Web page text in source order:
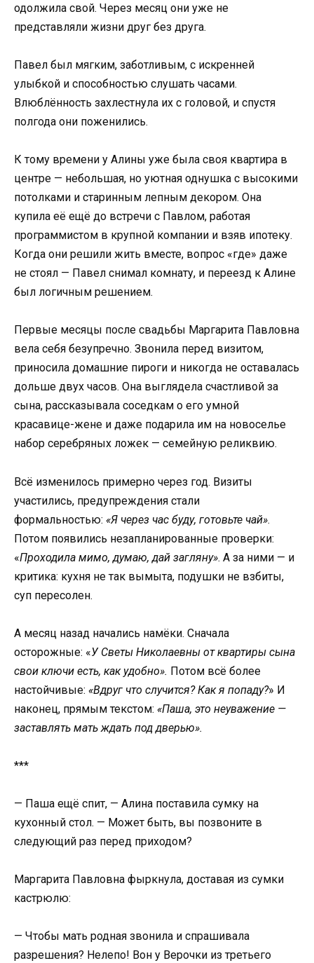
одолжила свой. Через месяц они уже не
представляли жизни друг без друга.
Павел был мягким, заботливым, с искренней
улыбкой и способностью слушать часами.
Влюблённость захлестнула их с головой, и спустя
полгода они поженились.
К тому времени у Алины уже была своя квартира в
центре — небольшая, но уютная однушка с высокими
потолками и старинным лепным декором. Она
купила её ещё до встречи с Павлом, работая
программистом в крупной компании и взяв ипотеку.
Когда они решили жить вместе, вопрос «где» даже
не стоял — Павел снимал комнату, и переезд к Алине
был логичным решением.
Первые месяцы после свадьбы Маргарита Павловна
вела себя безупречно. Звонила перед визитом,
приносила домашние пироги и никогда не оставалась
дольше двух часов. Она выглядела счастливой за
сына, рассказывала соседкам о его умной
красавице-жене и даже подарила им на новоселье
набор серебряных ложек — семейную реликвию.
Всё изменилось примерно через год. Визиты
участились, предупреждения стали
формальностью: «Я через час буду, готовьте чай».
Потом появились незапланированные проверки:
«Проходила мимо, думаю, дай загляну». А за ними — и
критика: кухня не так вымыта, подушки не взбиты,
суп пересолен.
А месяц назад начались намёки. Сначала
осторожные: «У Светы Николаевны от квартиры сына
свои ключи есть, как удобно». Потом всё более
настойчивые: «Вдруг что случится? Как я попаду?» И
наконец, прямым текстом: «Паша, это неуважение —
заставлять мать ждать под дверью».
***
— Паша ещё спит, — Алина поставила сумку на
кухонный стол. — Может быть, вы позвоните в
следующий раз перед приходом?
Маргарита Павловна фыркнула, доставая из сумки
кастрюлю:
— Чтобы мать родная звонила и спрашивала
разрешения? Нелепо! Вон у Верочки из третьего